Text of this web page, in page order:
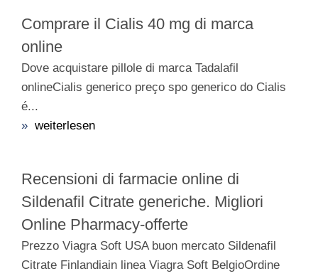
Comprare il Cialis 40 mg di marca
online
Dove acquistare pillole di marca Tadalafil
onlineCialis generico preço spo generico do Cialis
é...
» weiterlesen
Recensioni di farmacie online di
Sildenafil Citrate generiche. Migliori
Online Pharmacy-offerte
Prezzo Viagra Soft USA buon mercato Sildenafil
Citrate Finlandiain linea Viagra Soft BelgioOrdine